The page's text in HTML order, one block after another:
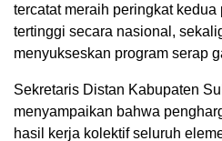
tercatat meraih peringkat
tertinggi secara nasional,
menyukseskan program serap
Sekretaris Distan Kabupaten
menyampaikan bahwa
hasil kerja kolektif seluruh